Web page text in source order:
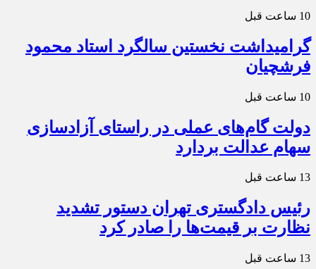
10 ساعت قبل
گرامیداشت نخستین سالگرد استاد محمود
فرشچیان
10 ساعت قبل
دولت گام‌های عملی در راستای آزادسازی
سهام عدالت بردارد
13 ساعت قبل
رئیس دادگستری تهران دستور تشدید
نظارت بر قیمت‌ها را صادر کرد
13 ساعت قبل